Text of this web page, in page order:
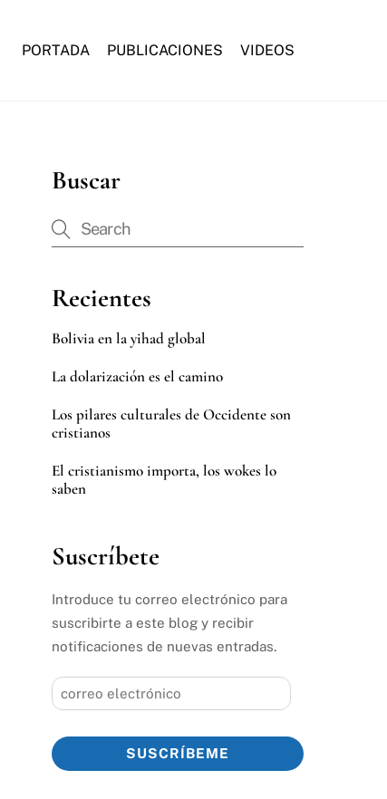
PORTADA PUBLICACIONES VIDEOS
Buscar
Recientes
Bolivia en la yihad global
La dolarización es el camino
Los pilares culturales de Occidente son
cristianos
El cristianismo importa, los wokes lo
saben
Suscríbete
Introduce tu correo electrónico para
suscribirte a este blog y recibir
notificaciones de nuevas entradas.
correo
electrónico
SUSCRÍBEME